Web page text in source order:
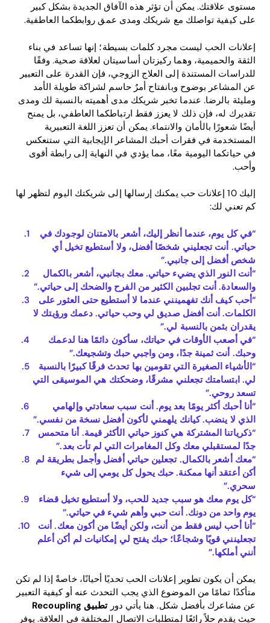
مستوى علاقتك. يمكن أن تؤثر هذه الآفاق الجديدة بشكل كبير
على كيفية تواصلك مع شريكك ومدى عمق روابطكما العاطفية.
إعلانات الحب ليست مجرد كلمات بسيطة؛ إنها تساعد في بناء
الثقة والحميمية، وهما ركيزتان أساسيتان لعلاقة صحية. وفقًا
للدراسات المستندة إلى العلاج الزوجي، فإن القدرة على التعبير
عن المشاعر بوضوح وبانفتاح أمرٌ حاسم لشراكة طويلة الأمد
ومليئة بالرضا. عندما تخبر شريكك مدى أهميته بالنسبة لك ومدى
تقديرك له، فإن ذلك لا يعزز فقط ارتباطكما العاطفي، بل يمنح
أيضًا شعورًا بالأمان والانتماء. يمكن أن تعزز اللغة التعبيرية
المستخدمة في فقرات أحبك المشاعر الإيجابية التي ستنعكس
في حياتكما اليومية معًا، مما يؤدي في النهاية إلى رابطة أقوى
وأحب.
إليك 10 إعلانات حب يمكنك إرسالها إلى شريكتك اليوم لتظهر لها
كم تعني لك:
“في كل يوم، عندما أنظر إليك، أشعر بالامتنان لوجودك في
حياتي. أنت تجعليني شخصًا أفضل، ولا أستطيع تخيل أي
شخص أفضل إلى جانبي.”
“أنت النور الذي يضيء حياتي. معك بجانبي، أشعر بالكمال
والسعادة. أنت تجلبين الكثير من الفرح والضحك إلى حياتي.”
“أحب كيف أنك تفهمينني عندما لا أستطيع حتى العثور على
الكلمات. أنت أفضل صديق لي وحب حياتي. دعمك ورؤيتك لا
يقدران بثمن بالنسبة لي.”
“في أصعب الأوقات في حياتك، سأكون دائمًا هنا لدعمك
وحبك. أنت ثمينة جدًا، ومن واجبي حبك وتشجيعك.”
“الأشياء الصغيرة التي تقومين بها تحدث فرقًا كبيرًا بالنسبة
لي. ابتسامتك تجعلني مشرقًا، وضحكتك هي الموسيقى التي
تسعد روحي.”
“أنا أحبك أكثر يومًا بعد يوم. أنت سبب سعادتي وإلهامي
الذي لا ينضب. كيانك يلهمني لأكون أفضل نسخة من نفسي.”
“ذكرياتنا المشتركة هي كنوز حياتي الأكثر قيمة. أنا متحمس
جدًا لمستقبلي معك وكل المغامرات التي لم تأت بعد.”
“معك أشعر بالكمال. تجعلين حياتي أفضل وأجمل بطريقة لم
أكن أعتقد أنها ممكنة. حبك يحول كل يومي إلى شيء
سحري.”
“كل يوم معك هو سبب جديد للحب، ولا أستطيع تخيل قضاء
يوم واحد من دونك. أنت حبي وأهم شيء في حياتي.”
“أنا أحب ليس فقط من أنت، ولكن أيضًا من أكون معك. أنت
تجعلينني قويًا وشجاعًا؛ حبك يفتح لي إمكانيات لم أكن أعلم
أنني أملكها.”
يمكن أن يكون تطوير إعلانات الحب تحديًا أحيانًا، خاصةً إذا لم تكن
متأكدًا تمامًا من الموضوع الذي يجب التحدث عنه أو كيفية التعبير
عن مشاعرك بأفضل شكل. هنا يأتي دورتطبيق Recoupling
حيث يقدم حلاً رائعًا لمتطلبات الاتصال المختلفة في العلاقة. يوفر